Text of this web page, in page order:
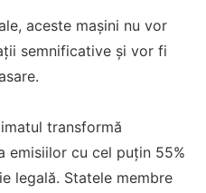
aceste mașini nu vor
semnificative și vor fi
transformă
emisiilor cu cel puțin 55%
legală. Statele membre